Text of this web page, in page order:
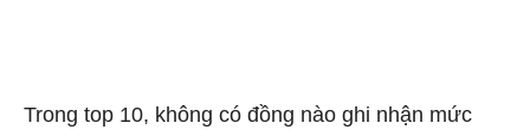
Trong top 10, không có đồng nào ghi nhận mức